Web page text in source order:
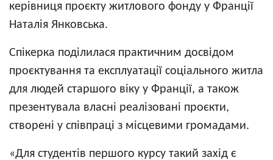
керівниця проєкту житлового фонду у Франції
Наталія Янковська.
Спікерка поділилася практичним досвідом
проєктування та експлуатації соціального житла
для людей старшого віку у Франції, а також
презентувала власні реалізовані проєкти,
створені у співпраці з місцевими громадами.
«Для студентів першого курсу такий захід є